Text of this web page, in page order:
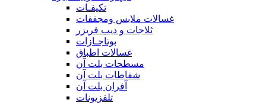
تكيفـات
غسالات ملابس ومجففات
ثلاجات و ديب فريزر
بوتاجـازات
غسالات اطباق
مسطحات بلت آن
شفاطات بلت آن
آفران بلت آن
تلفزيونات